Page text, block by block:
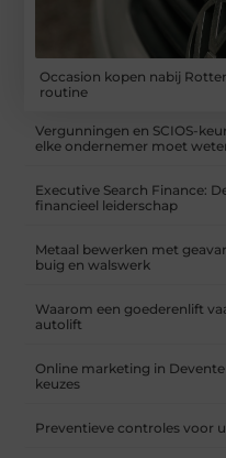
Occasion kopen nabij
routine
Vergunningen en SCIOS-
elke ondernemer moet
Executive Search Finance:
financieel leiderschap
Metaal bewerken met
buig en walswerk
Waarom een goederenlift
autolift
Online marketing in
keuzes
Preventieve controles voor